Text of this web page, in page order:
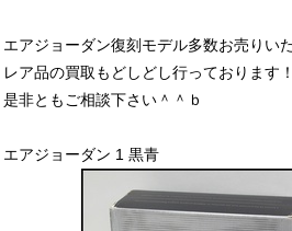
エアジョーダン復刻モデル多数お売りい
レア品の買取もどしどし行っております！
是非ともご相談下さい＾＾ｂ
エアジョーダン 1 黒青